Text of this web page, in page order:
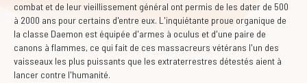
combat et de leur vieillissement général ont permis de les dater de 500
à 2000 ans pour certains d'entre eux. L'inquiétante proue organique de
la classe Daemon est équipée d'armes à oculus et d'une paire de
canons à flammes, ce qui fait de ces massacreurs vétérans l'un des
vaisseaux les plus puissants que les extraterrestres détestés aient à
lancer contre l'humanité.